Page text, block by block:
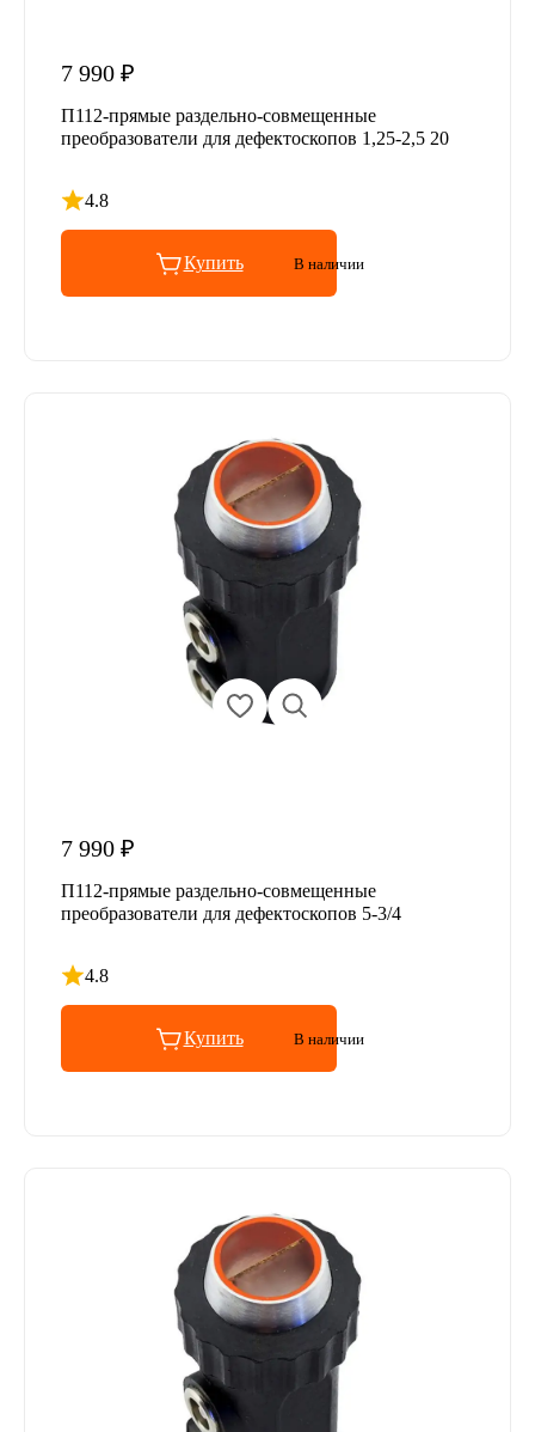
7 990 ₽
П112-прямые раздельно-совмещенные
преобразователи для дефектоскопов 1,25-2,5 20
4.8
Рейтинг 4.8 из 5
Купить В наличии
7 990 ₽
П112-прямые раздельно-совмещенные
преобразователи для дефектоскопов 5-3/4
4.8
Рейтинг 4.8 из 5
Купить В наличии